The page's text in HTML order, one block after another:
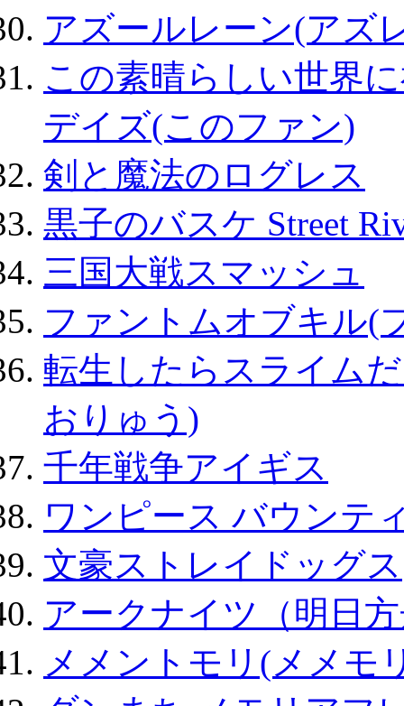
アズールレーン(アズ
この素晴らしい世界
デイズ(このファン)
剣と魔法のログレス
黒子のバスケ Street
三国大戦スマッシュ
ファントムオブキル(
転生したらスライム
おりゅう)
千年戦争アイギス
ワンピース バウンテ
文豪ストレイドッグス
アークナイツ（明日
メメントモリ(メメモ